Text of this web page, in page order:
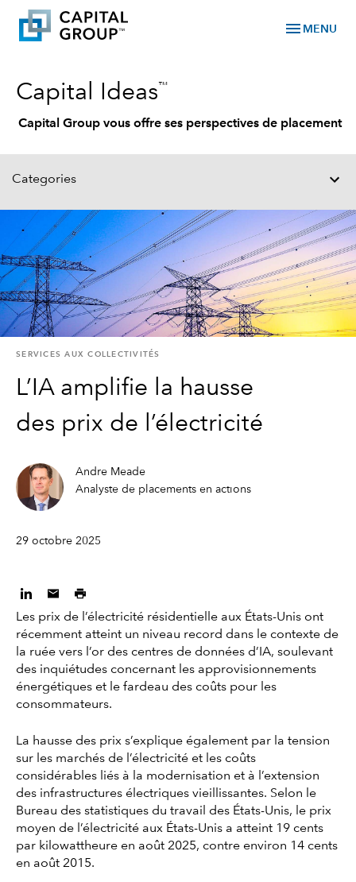
menu MENU
Capital Ideas™
Capital Group vous offre ses perspectives de placement
Categories
SERVICES AUX COLLECTIVITÉS
L’IA amplifie la hausse
des prix de l’électricité
Andre Meade
Analyste de placements en actions
29 octobre 2025
Les prix de l’électricité résidentielle aux États-Unis ont
récemment atteint un niveau record dans le contexte de
la ruée vers l’or des centres de données d’IA, soulevant
des inquiétudes concernant les approvisionnements
énergétiques et le fardeau des coûts pour les
consommateurs.
La hausse des prix s’explique également par la tension
sur les marchés de l’électricité et les coûts
considérables liés à la modernisation et à l’extension
des infrastructures électriques vieillissantes. Selon le
Bureau des statistiques du travail des États-Unis, le prix
moyen de l’électricité aux États-Unis a atteint 19 cents
par kilowattheure en août 2025, contre environ 14 cents
en août 2015.